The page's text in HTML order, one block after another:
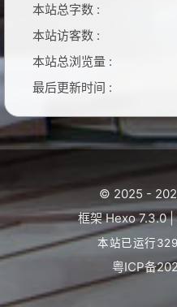
本站总字数 :
本站访客数 :
本站总浏览量 :
最后更新时间 :
© 2025 -
框架Hexo 7.3.0 |
本站已运行
粤ICP备